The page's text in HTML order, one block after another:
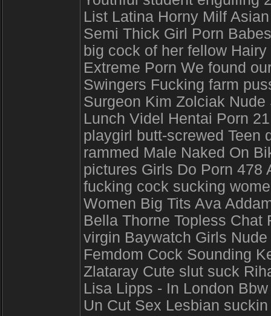
List Latina Horny Milf
Semi Thick Girl Porn
big cock of her fellow
Extreme Porn We found
Swingers Fucking farm
Surgeon Kim Zolciak
Lunch Videl Hentai Porn
playgirl butt-screwed Teen
rammed Male Naked On
pictures Girls Do Porn 478
fucking cock sucking
Women Big Tits Ava
Bella Thorne Topless
virgin Baywatch Girls
Femdom Cock Sounding
Zlataray Cute slut suck
Lisa Lipps - In London
Un Cut Sex Lesbian